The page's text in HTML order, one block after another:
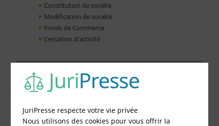
Constitution de société
Modification de société
Fonds de Commerce
Cessation d'activité
JuriPresse respecte votre vie privée
Nous utilisons des cookies pour vous offrir la